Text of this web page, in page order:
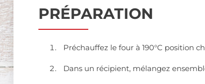
PRÉPARATION
Préchauffez le four à 190°C position
Dans un récipient, mélangez